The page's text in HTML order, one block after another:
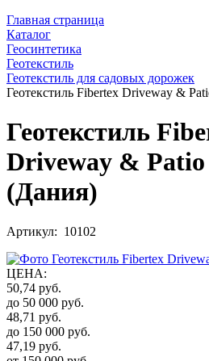
Главная страница
Каталог
Геосинтетика
Геотекстиль
Геотекстиль для садовых дорожек
Геотекстиль Fibertex Driveway &
Геотекстиль
Driveway & Patio
(Дания)
Артикул: 10102
ЦЕНА:
50,74 руб.
до 50 000 руб.
48,71 руб.
до 150 000 руб.
47,19 руб.